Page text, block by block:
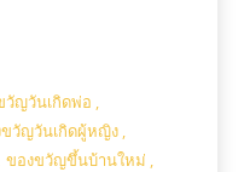
วัญวันเกิดพ่อ ,
วัญวันเกิดผู้หญิง ,
ของขวัญขึ้นบ้านใหม่ ,